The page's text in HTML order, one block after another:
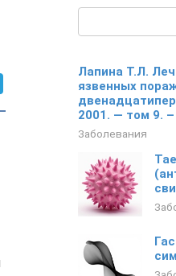
Лапина Т.Л.
язвенных
2001. — том 9.
Заболевания